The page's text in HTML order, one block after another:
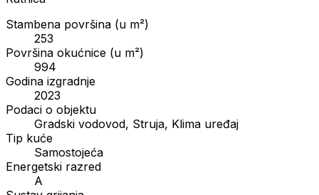
Stambena površina (u m²)
253
Površina okućnice (u m²)
994
Godina izgradnje
2023
Podaci o objektu
Gradski vodovod, Struja, Klima uređaj
Tip kuće
Samostojeća
Energetski razred
A